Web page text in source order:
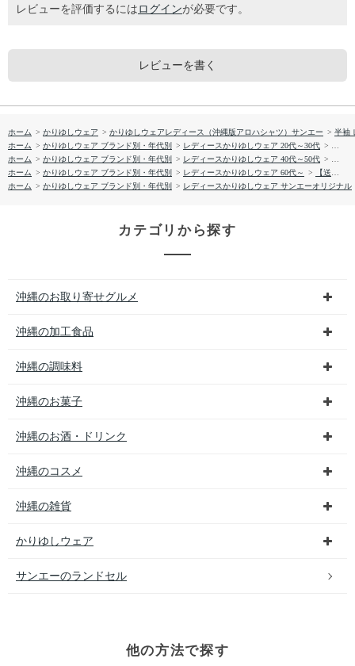
レビューを評価するには ログインが必要です。
レビューを書く
ホーム > かりゆしウェア > かりゆしウェアレディース（沖縄版アロハシャツ）サンエー > 半袖
ホーム > かりゆしウェア ブランド別・年代別 > レディースかりゆしウェア 20代～30代
ホーム > かりゆしウェア ブランド別・年代別 > レディースかりゆしウェア 40代～50代
ホーム > かりゆしウェア ブランド別・年代別 > レディースかりゆしウェア 60代～ >
【送料無料】しゅり花たより かりゆしウェア GSL52023S L
ホーム > かりゆしウェア ブランド別・年代別 > レディースかりゆしウェア サンエーオリジナル
カテゴリから探す
沖縄のお取り寄せグルメ
沖縄の加工食品
沖縄の調味料
沖縄のお菓子
沖縄のお酒・ドリンク
沖縄のコスメ
沖縄の雑貨
かりゆしウェア
サンエーのランドセル
他の方法で探す